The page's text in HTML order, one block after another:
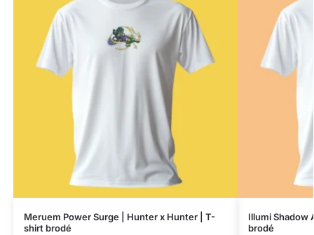
Meruem Power Surge | Hunter x Hunter | T-
shirt brodé
Illumi Shadow
brodé